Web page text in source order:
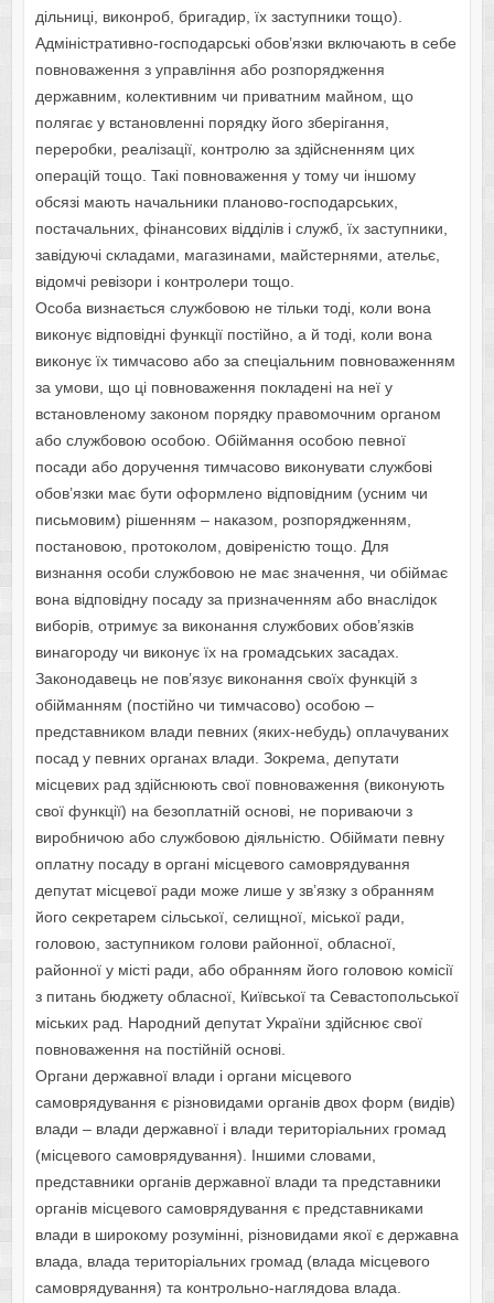
дільниці, виконроб, бригадир, їх заступники тощо).
Адміністративно-господарські обов’язки включають в себе
повноваження з управління або розпорядження
державним, колективним чи приватним майном, що
полягає у встановленні порядку його зберігання,
переробки, реалізації, контролю за здійсненням цих
операцій тощо. Такі повноваження у тому чи іншому
обсязі мають начальники планово-господарських,
постачальних, фінансових відділів і служб, їх заступники,
завідуючі складами, магазинами, майстернями, ательє,
відомчі ревізори і контролери тощо.
Особа визнається службовою не тільки тоді, коли вона
виконує відповідні функції постійно, а й тоді, коли вона
виконує їх тимчасово або за спеціальним повноваженням
за умови, що ці повноваження покладені на неї у
встановленому законом порядку правомочним органом
або службовою особою. Обіймання особою певної
посади або доручення тимчасово виконувати службові
обов’язки має бути оформлено відповідним (усним чи
письмовим) рішенням – наказом, розпорядженням,
постановою, протоколом, довіреністю тощо. Для
визнання особи службовою не має значення, чи обіймає
вона відповідну посаду за призначенням або внаслідок
виборів, отримує за виконання службових обов’язків
винагороду чи виконує їх на громадських засадах.
Законодавець не пов’язує виконання своїх функцій з
обійманням (постійно чи тимчасово) особою –
представником влади певних (яких-небудь) оплачуваних
посад у певних органах влади. Зокрема, депутати
місцевих рад здійснюють свої повноваження (виконують
свої функції) на безоплатній основі, не пориваючи з
виробничою або службовою діяльністю. Обіймати певну
оплатну посаду в органі місцевого самоврядування
депутат місцевої ради може лише у зв’язку з обранням
його секретарем сільської, селищної, міської ради,
головою, заступником голови районної, обласної,
районної у місті ради, або обранням його головою комісії
з питань бюджету обласної, Київської та Севастопольської
міських рад. Народний депутат України здійснює свої
повноваження на постійній основі.
Органи державної влади і органи місцевого
самоврядування є різновидами органів двох форм (видів)
влади – влади державної і влади територіальних громад
(місцевого самоврядування). Іншими словами,
представники органів державної влади та представники
органів місцевого самоврядування є представниками
влади в широкому розумінні, різновидами якої є державна
влада, влада територіальних громад (влада місцевого
самоврядування) та контрольно-наглядова влада.